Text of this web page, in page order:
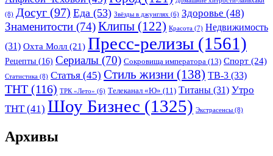
(8) Досуг (97) Еда (53) Звёзды в джунглях (6) Здоровье (48)
Знаменитости (74)Клипы (122) Красота (7) Недвижимость
(31) Охта Молл (21) Пресс-релизы (1561)
Рецепты (16) Сериалы (70) Сокровища императора (13) Спорт (24)
Статистика (8) Статья (45) Стиль жизни (138) ТВ-3 (33)
ТНТ (116) ТРК «Лето» (6) Телеканал «Ю» (11) Титаны (31) Утро
ТНТ(41) Шоу Бизнес (1325) Экстрасенсы (8)
Архивы